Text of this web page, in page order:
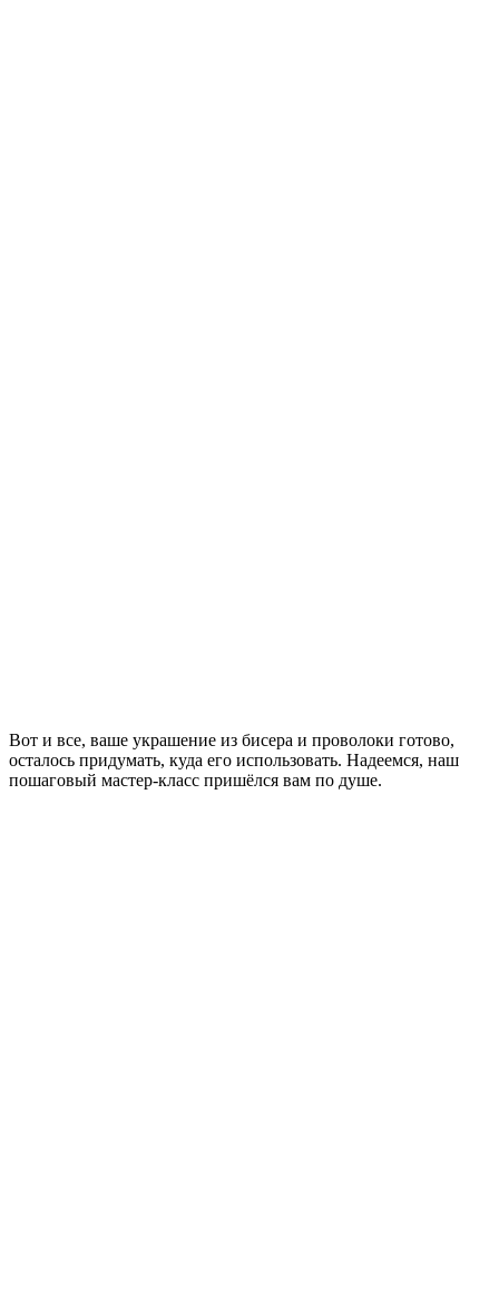
Вот и все, ваше украшение из бисера и проволоки готово,
осталось придумать, куда его использовать. Надеемся, наш
пошаговый мастер-класс пришёлся вам по душе.